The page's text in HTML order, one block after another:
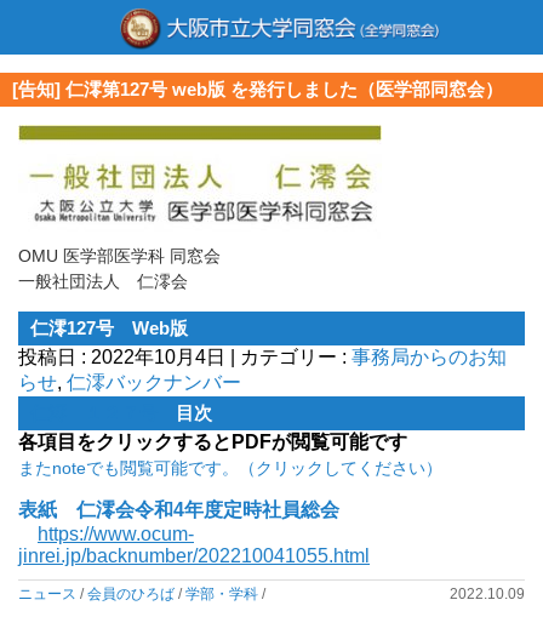
[告知] 仁澪第127号 web版 を発行しました（医学部同窓会）
OMU 医学部医学科 同窓会
一般社団法人 仁澪会
仁澪127号 Web版
投稿日 : 2022年10月4日 | カテゴリー : 事務局からのお知
らせ, 仁澪バックナンバー
目次
各項目をクリックするとPDFが閲覧可能です
またnoteでも閲覧可能です。（クリックしてください）
表紙 仁澪会令和4年度定時社員総会
https://www.ocum-
jinrei.jp/backnumber/202210041055.html
ニュース /会員のひろば /学部・学科 / 2022.10.09